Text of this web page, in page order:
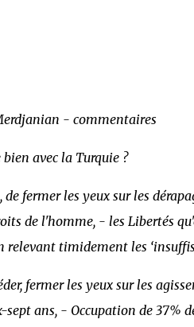
- commentaires
avec la Turquie ?
fermer les yeux sur les
de l'homme, - les Libertés
relevant timidement les
fermer les yeux sur les
ans, - Occupation de 37%